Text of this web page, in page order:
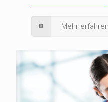
Mehr erfahren